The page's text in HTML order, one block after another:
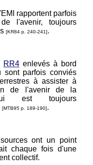
rapportent parfois
l'avenir, toujours
[KR84 p. 240-241].
RR4 enlevés à bord
sont parfois conviés
à assister à
de l'avenir de la
est toujours
[MTB95 p. 189-190].
ont un point
chaque fois d'une
collectif.